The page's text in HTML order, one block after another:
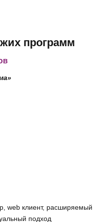
программ
web клиент, расширяемый
подход